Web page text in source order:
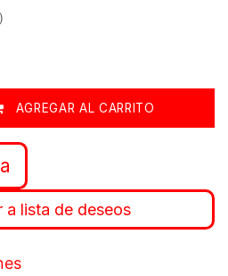
AGREGAR AL CARRITO
a lista de deseos